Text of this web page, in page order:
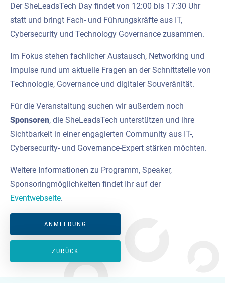
Der SheLeadsTech Day findet von 12:00 bis 17:30 Uhr
statt und bringt Fach- und Führungskräfte aus IT,
Cybersecurity und Technology Governance zusammen.
Im Fokus stehen fachlicher Austausch, Networking und
Impulse rund um aktuelle Fragen an der Schnittstelle von
Technologie, Governance und digitaler Souveränität.
Für die Veranstaltung suchen wir außerdem noch
Sponsoren, die SheLeadsTech unterstützen und ihre
Sichtbarkeit in einer engagierten Community aus IT-,
Cybersecurity- und Governance-Expert stärken möchten.
Weitere Informationen zu Programm, Speaker,
Sponsoringmöglichkeiten findet Ihr auf der
Eventwebseite.
ANMELDUNG
ZURÜCK